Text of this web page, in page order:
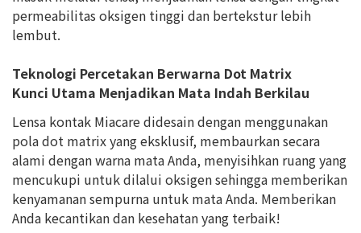
permeabilitas oksigen tinggi dan bertekstur lebih
lembut.
Teknologi Percetakan Berwarna Dot Matrix
Kunci Utama Menjadikan Mata Indah Berkilau
Lensa kontak Miacare didesain dengan menggunakan
pola dot matrix yang eksklusif, membaurkan secara
alami dengan warna mata Anda, menyisihkan ruang yang
mencukupi untuk dilalui oksigen sehingga memberikan
kenyamanan sempurna untuk mata Anda. Memberikan
Anda kecantikan dan kesehatan yang terbaik!